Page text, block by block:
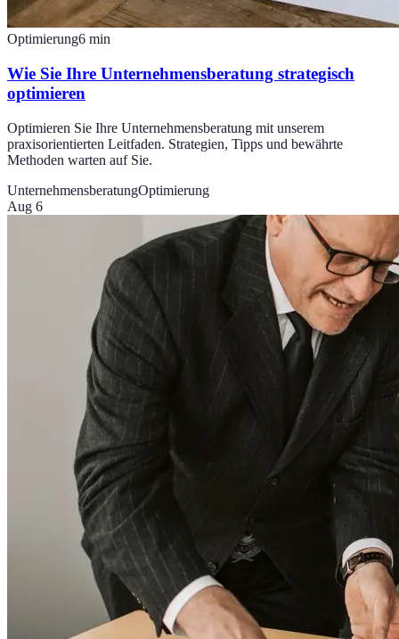
Optimierung6 min
Wie Sie Ihre Unternehmensberatung strategisch
optimieren
Optimieren Sie Ihre Unternehmensberatung mit unserem
praxisorientierten Leitfaden. Strategien, Tipps und bewährte
Methoden warten auf Sie.
UnternehmensberatungOptimierung
Aug 6